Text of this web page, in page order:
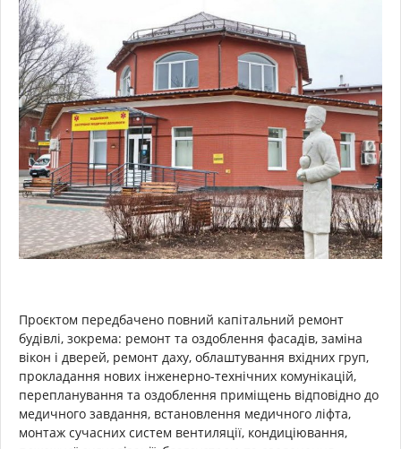
Проєктом передбачено повний капітальний ремонт
будівлі, зокрема: ремонт та оздоблення фасадів, заміна
вікон і дверей, ремонт даху, облаштування вхідних груп,
прокладання нових інженерно-технічних комунікацій,
перепланування та оздоблення приміщень відповідно до
медичного завдання, встановлення медичного ліфта,
монтаж сучасних систем вентиляції, кондиціювання,